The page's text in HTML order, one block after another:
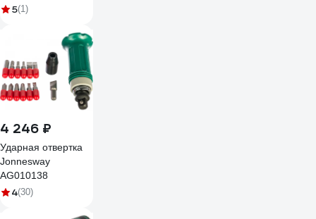
00-00013823
5(1)
4 246 ₽
Ударная отвертка
Jonnesway
AG010138
4(30)